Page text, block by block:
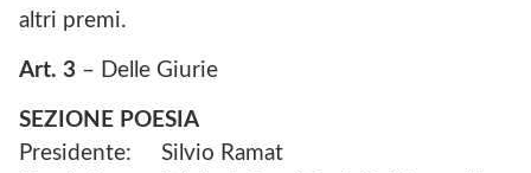
altri premi.
Art. 3 – Delle Giurie
SEZIONE POESIA
Presidente: Silvio Ramat